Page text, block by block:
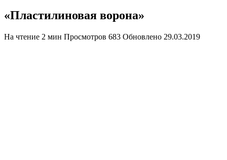
«Пластилиновая ворона»
На чтение 2 мин Просмотров 683 Обновлено 29.03.2019